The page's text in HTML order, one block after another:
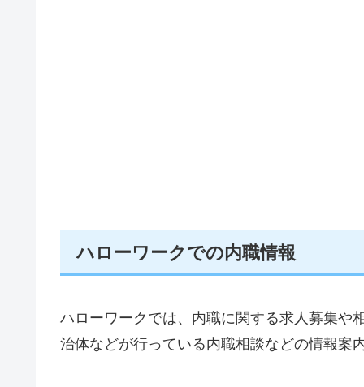
ハローワークでの内職情報
ハローワークでは、内職に関する求人募集や
治体などが行っている内職相談などの情報案